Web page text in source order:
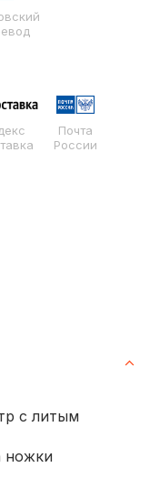
Почта
России
с литым
ножки